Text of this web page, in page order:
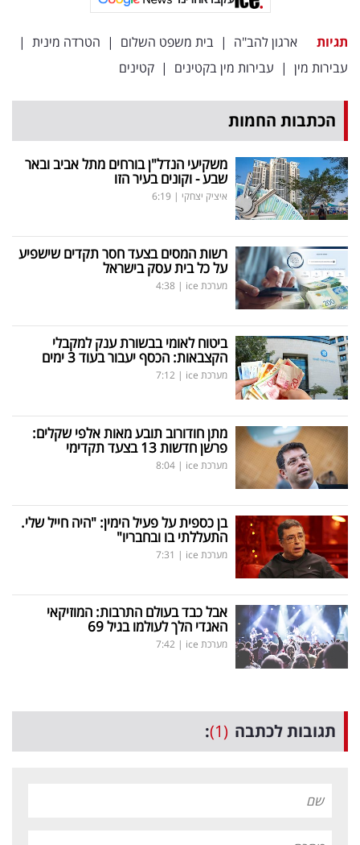
תגיות ארגון להב"ה | בית משפט השלום | הטרדה מינית |
עבירות מין | עבירות מין בקטינים | קטינים
הכתבות החמות
משקיעי הנדל"ן בורחים מתל אביב ובאר
שבע - וקונים בעיר הזו
איציק יצחקי |
6:19
רשות המסים בצעד חסר תקדים שישפיע
על כל בית עסק בישראל
מערכת ice |
4:38
ביטוח לאומי בבשורת ענק למקבלי
הקצבאות: הכסף יעבור בעוד 3 ימים
מערכת ice |
7:12
מתן חודורוב תובע מאות אלפי שקלים:
פרשן חדשות 13 בצעד תקדימי
מערכת ice |
8:04
בן כספית על פעיל הימין: "היה חייל שלי.
התעללתי בו ובחבריו"
מערכת ice |
7:31
אבל כבד בעולם התרבות: המוזיקאי
האגדי הלך לעולמו בגיל 69
מערכת ice |
7:42
תגובות לכתבה (1)
: